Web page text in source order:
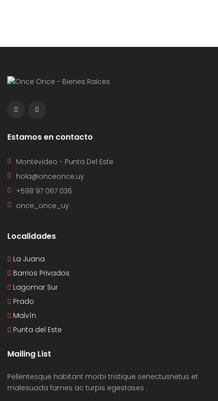
Estamos en contacto
Montevideo - Punta Del Este
hola@onceonce.uy
+598 97 067 036
once_once_uy
Localidades
La Juana
Barrios Privados
Lagomar Sur
Prado
Malvín
Punta del Este
Mailing List
Pellentesque habitant morbi tristique senectusnetus et
malesuada fames ac turpis egestases .